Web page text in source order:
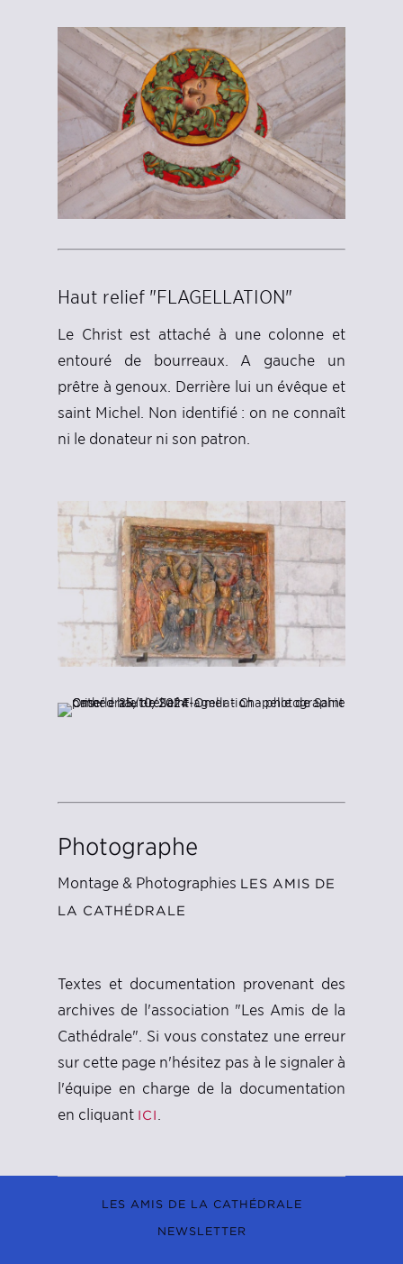
Haut relief "FLAGELLATION"
Le Christ est attaché à une colonne et
entouré de bourreaux. A gauche un
prêtre à genoux. Derrière lui un évêque et
saint Michel. Non identifié : on ne connaît
ni le donateur ni son patron.
Photographe
Montage & Photographies LES AMIS DE
LA CATHÉDRALE
Textes et documentation provenant des
archives de l'association "Les Amis de la
Cathédrale". Si vous constatez une erreur
sur cette page n'hésitez pas à le signaler à
l'équipe en charge de la documentation
en cliquant ICI
LES AMIS DE LA CATHÉDRALE
NEWSLETTER